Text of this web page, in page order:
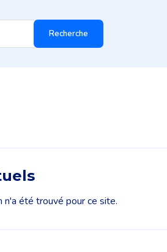
Recherche
n'a été trouvé pour ce site.